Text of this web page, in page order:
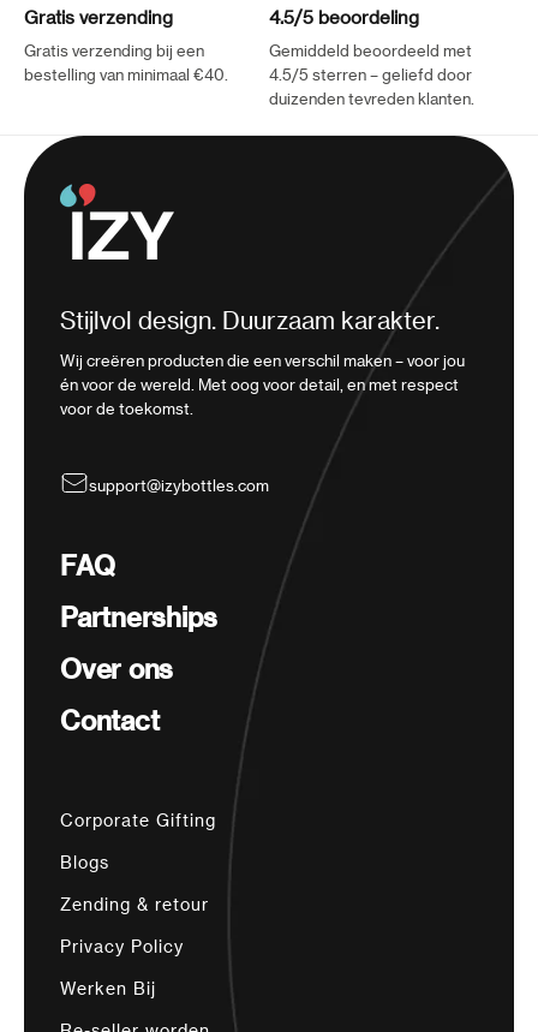
Gratis verzending
Gratis verzending bij een
bestelling van minimaal €40.
4.5/5 beoordeling
Gemiddeld beoordeeld met
4.5/5 sterren – geliefd door
duizenden tevreden klanten.
Stijlvol design. Duurzaam karakter.
Wij creëren producten die een verschil maken – voor jou
én voor de wereld. Met oog voor detail, en met respect
voor de toekomst.
support@izybottles.com
FAQ
Partnerships
Over ons
Contact
Corporate Gifting
Blogs
Zending & retour
Privacy Policy
Werken Bij